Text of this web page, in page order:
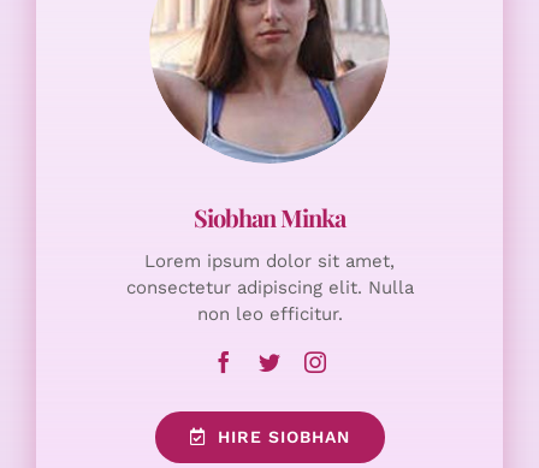
Lorem ipsum dolor sit amet,
consectetur adipiscing elit. Nulla
non leo efficitur.
HIRE SIOBHAN